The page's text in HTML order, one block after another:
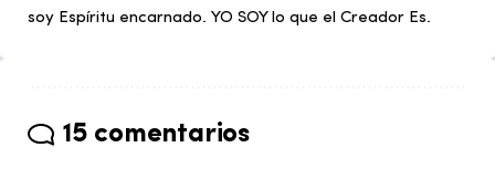
soy Espíritu encarnado. YO SOY lo que el Creador Es.
15 comentarios